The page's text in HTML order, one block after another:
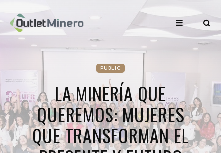
PUBLIC
LA MINERÍA QUE
QUEREMOS: MUJERES
QUE TRANSFORMAN EL